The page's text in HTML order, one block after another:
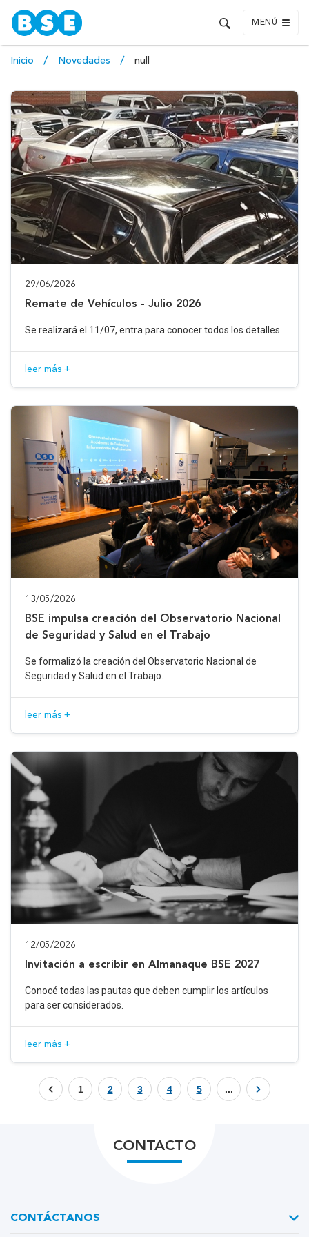
MENÚ
Inicio Novedades null
29/06/2026
Remate de Vehículos - Julio 2026
Se realizará el 11/07, entra para conocer todos los detalles.
leer más +
13/05/2026
BSE impulsa creación del Observatorio Nacional
de Seguridad y Salud en el Trabajo
Se formalizó la creación del Observatorio Nacional de
Seguridad y Salud en el Trabajo.
leer más +
12/05/2026
Invitación a escribir en Almanaque BSE 2027
Conocé todas las pautas que deben cumplir los artículos
para ser considerados.
leer más +
1 2 3 4 5 ...
CONTACTO
CONTÁCTANOS